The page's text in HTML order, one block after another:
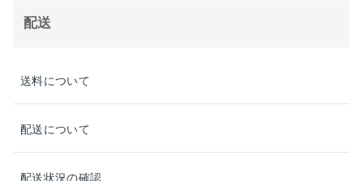
配送
送料について
配送について
配送状況の確認